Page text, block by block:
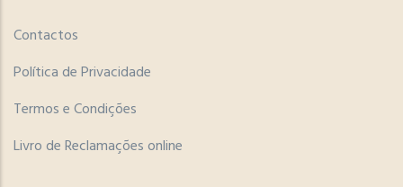
Contactos
Política de Privacidade
Termos e Condições
Livro de Reclamações online